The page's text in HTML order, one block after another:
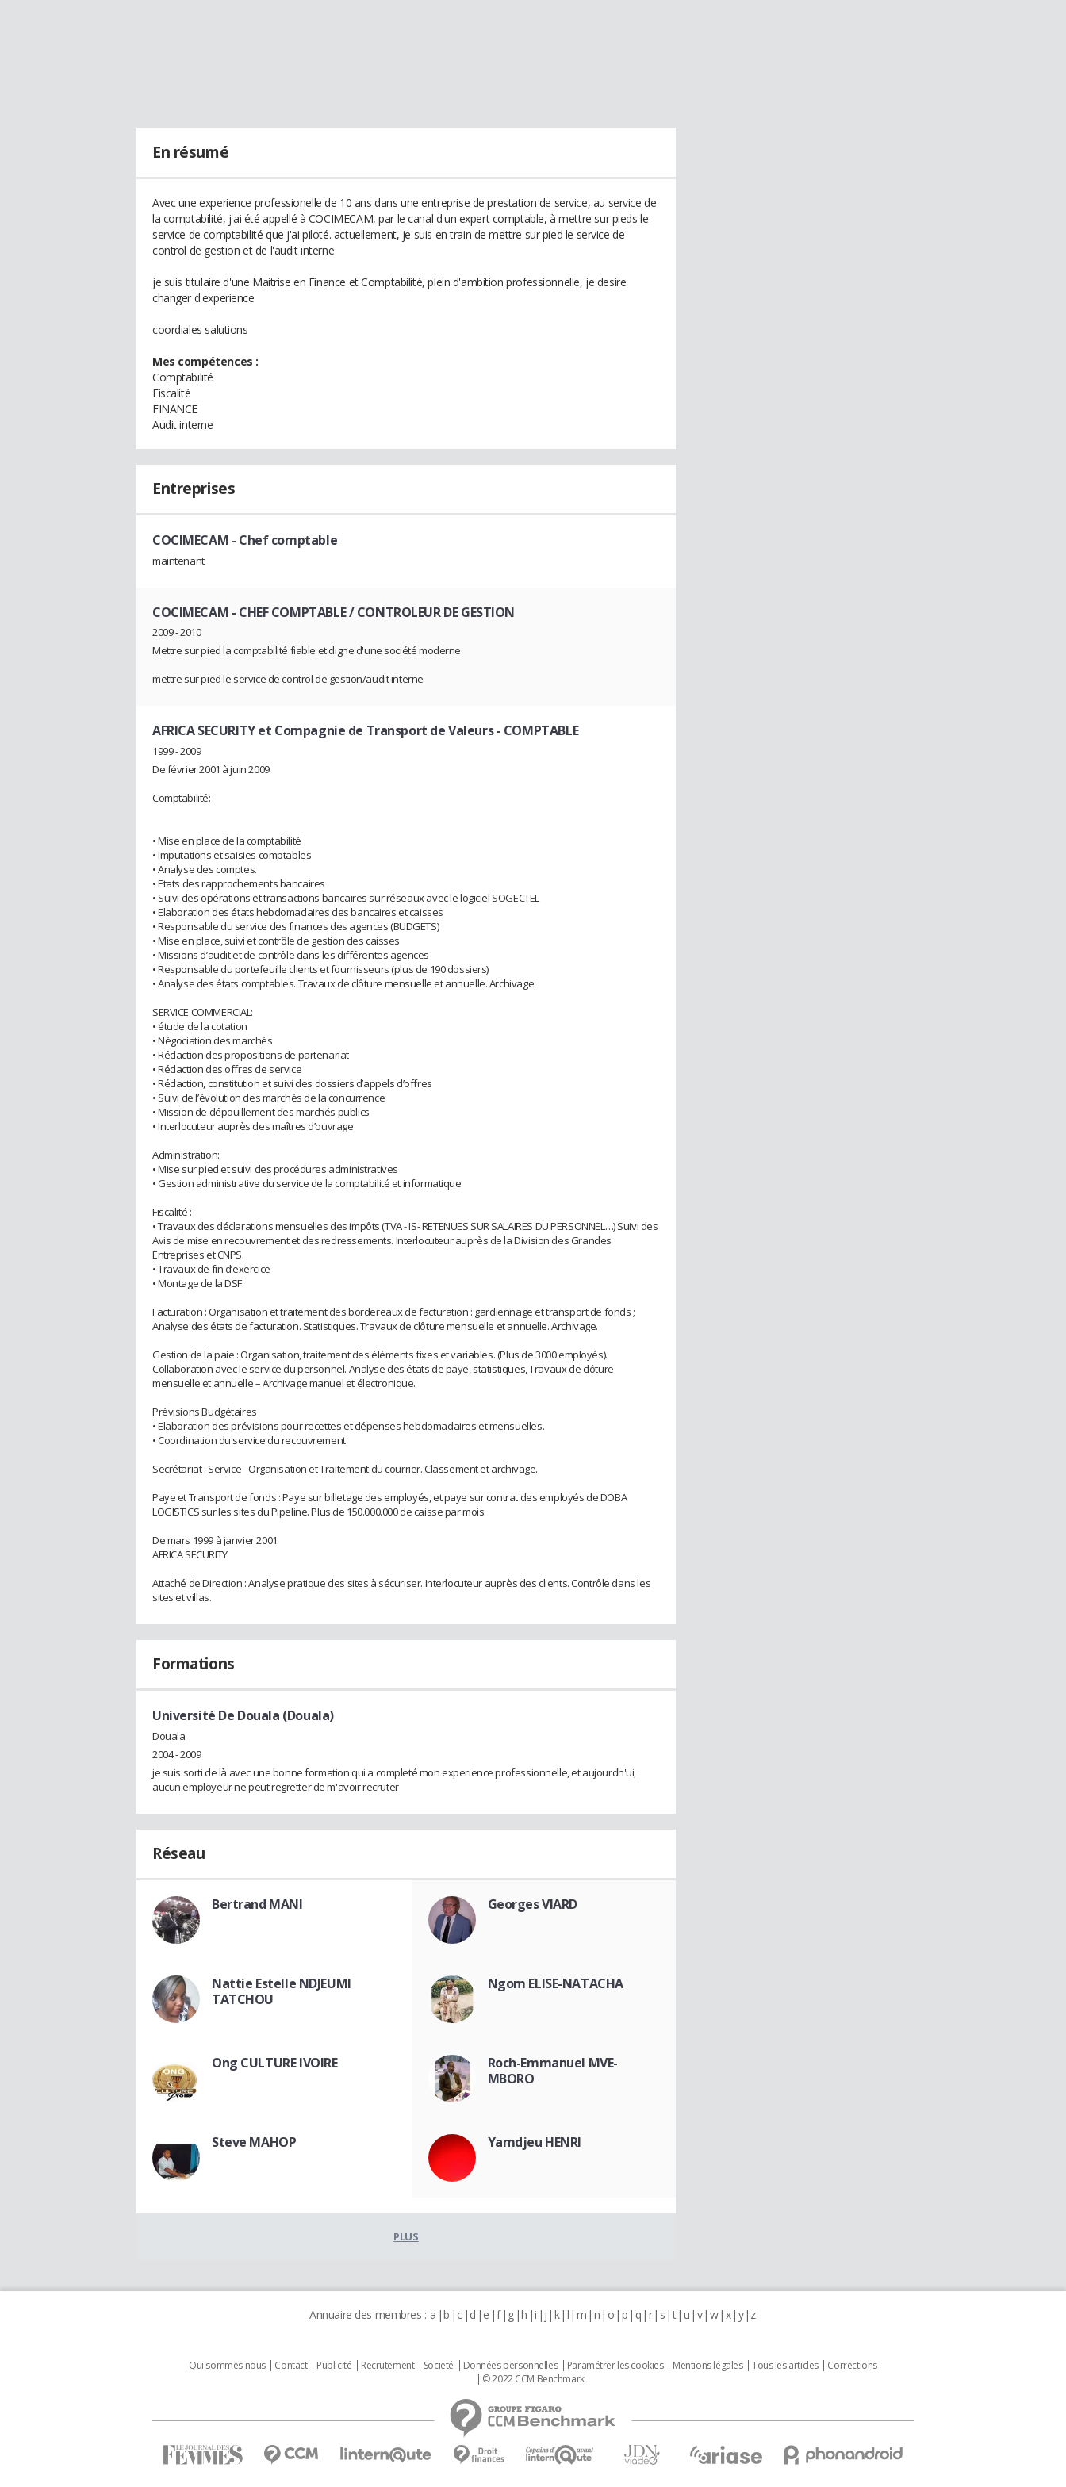
En résumé
Avec une experience professionelle de 10 ans dans une entreprise de prestation de service, au service de
la comptabilité, j'ai été appellé à COCIMECAM, par le canal d'un expert comptable, à mettre sur pieds le
service de comptabilité que j'ai piloté. actuellement, je suis en train de mettre sur pied le service de
control de gestion et de l'audit interne
je suis titulaire d'une Maitrise en Finance et Comptabilité, plein d'ambition professionnelle, je desire
changer d'experience
coordiales salutions
Mes compétences :
Comptabilité
Fiscalité
FINANCE
Audit interne
Entreprises
COCIMECAM - Chef comptable
maintenant
COCIMECAM - CHEF COMPTABLE / CONTROLEUR DE GESTION
2009 - 2010
Mettre sur pied la comptabilité fiable et digne d'une société moderne
mettre sur pied le service de control de gestion/audit interne
AFRICA SECURITY et Compagnie de Transport de Valeurs- COMPTABLE
1999 - 2009
De février 2001 à juin 2009
Comptabilité:
• Mise en place de la comptabilité
• Imputations et saisies comptables
• Analyse des comptes.
• Etats des rapprochements bancaires
• Suivi des opérations et transactions bancaires sur réseaux avec le logiciel SOGECTEL
• Elaboration des états hebdomadaires des bancaires et caisses
• Responsable du service des finances des agences (BUDGETS)
• Mise en place, suivi et contrôle de gestion des caisses
• Missions d’audit et de contrôle dans les différentes agences
• Responsable du portefeuille clients et fournisseurs (plus de 190 dossiers)
• Analyse des états comptables. Travaux de clôture mensuelle et annuelle. Archivage.
SERVICE COMMERCIAL:
• étude de la cotation
• Négociation des marchés
• Rédaction des propositions de partenariat
• Rédaction des offres de service
• Rédaction, constitution et suivi des dossiers d’appels d’offres
• Suivi de l’évolution des marchés de la concurrence
• Mission de dépouillement des marchés publics
• Interlocuteur auprès des maîtres d’ouvrage
Administration:
• Mise sur pied et suivi des procédures administratives
• Gestion administrative du service de la comptabilité et informatique
Fiscalité :
• Travaux des déclarations mensuelles des impôts (TVA - IS- RETENUES SUR SALAIRES DU PERSONNEL…) Suivi des
Avis de mise en recouvrement et des redressements. Interlocuteur auprès de la Division des Grandes
Entreprises et CNPS.
• Travaux de fin d’exercice
• Montage de la DSF.
Facturation : Organisation et traitement des bordereaux de facturation : gardiennage et transport de fonds ;
Analyse des états de facturation. Statistiques. Travaux de clôture mensuelle et annuelle. Archivage.
Gestion de la paie : Organisation, traitement des éléments fixes et variables. (Plus de 3000 employés).
Collaboration avec le service du personnel. Analyse des états de paye, statistiques, Travaux de clôture
mensuelle et annuelle – Archivage manuel et électronique.
Prévisions Budgétaires
• Elaboration des prévisions pour recettes et dépenses hebdomadaires et mensuelles.
• Coordination du service du recouvrement
Secrétariat : Service - Organisation et Traitement du courrier. Classement et archivage.
Paye et Transport de fonds : Paye sur billetage des employés, et paye sur contrat des employés de DOBA
LOGISTICS sur les sites du Pipeline. Plus de 150.000.000 de caisse par mois.
De mars 1999 à janvier 2001
AFRICA SECURITY
Attaché de Direction : Analyse pratique des sites à sécuriser. Interlocuteur auprès des clients. Contrôle dans les
sites et villas.
Formations
Université De Douala (Douala)
Douala
2004 - 2009
je suis sorti de là avec une bonne formation qui a completé mon experience professionnelle, et aujourdh'ui,
aucun employeur ne peut regretter de m'avoir recruter
Réseau
Bertrand MANI Georges VIARD
Nattie Estelle NDJEUMI
TATCHOU
Ngom ELISE-NATACHA
Ong CULTURE IVOIRE
Roch-Emmanuel MVE-
MBORO
Steve MAHOP Yamdjeu HENRI
PLUS
Annuaire des membres : a b c d e f g h i j k l m n o p q r s t u v w x y z
Qui sommes nous Contact Publicité Recrutement Societé Données personnelles Paramétrer les cookies Mentions légales Tous les articles
Corrections
© 2022 CCM Benchmark